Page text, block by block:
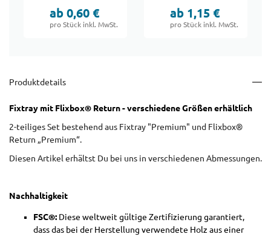
ab 0,60 €
pro Stück inkl. MwSt.
ab 1,15 €
pro Stück inkl. MwSt.
Produktdetails
Fixtray mit Flixbox® Return - verschiedene Größen erhältlich
2-teiliges Set bestehend aus Fixtray "Premium" und Flixbox®
Return „Premium“.
Diesen Artikel erhältst Du bei uns in verschiedenen Abmessungen.
Nachhaltigkeit
FSC®: Diese weltweit gültige Zertifizierung garantiert,
dass das bei der Herstellung verwendete Holz aus einer